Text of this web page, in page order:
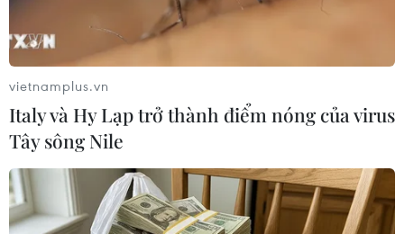
quần đảo Farklands mà Argentina gọi là
Malvinas.
cần phải có một cuộc đối thoại với Argentina để
tìm ra một thỏa thuận hợp lý.
Đây là lần đầu tiên một chính trị gia Anh đề cập
tới việc đối thoại với Argentina trong tranh chấp
quần đảo Farklands/Malvinas, phá vỡ nguyên
vietnamplus.vn
Italy và Hy Lạp trở thành điểm nóng của virus
Tây sông Nile